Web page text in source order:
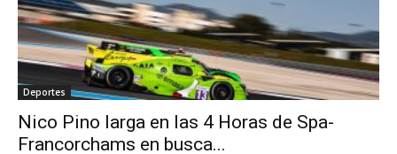
Deportes
Nico Pino larga en las 4 Horas de Spa-
Francorchams en busca...